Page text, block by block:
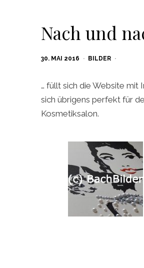
Nach und
POSTED
30. MAI 2016 BILDER
… füllt sich die Website mit
sich übrigens perfekt für
Kosmetiksalon.